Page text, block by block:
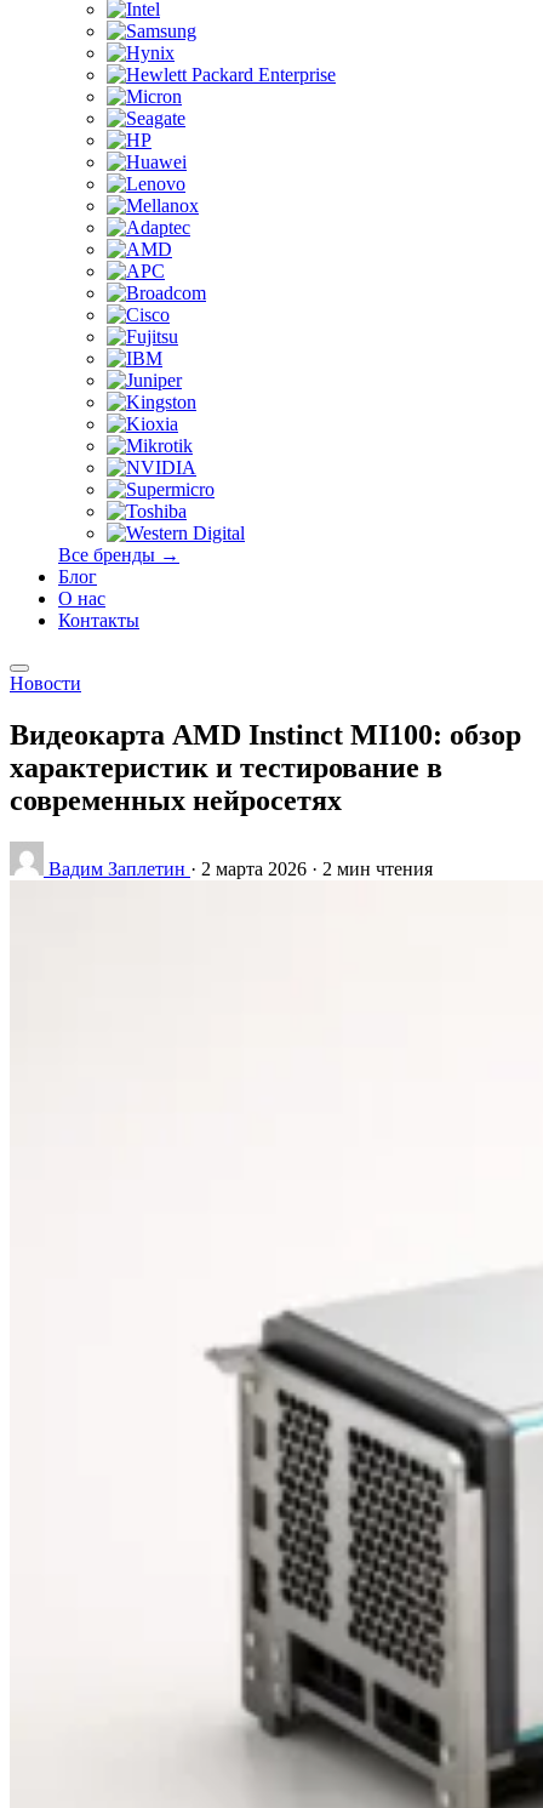
Все бренды →
Блог
О нас
Контакты
Новости
Видеокарта AMD Instinct MI100: обзор
характеристик и тестирование в
современных нейросетях
Вадим Заплетин · 2 марта 2026 · 2 мин чтения